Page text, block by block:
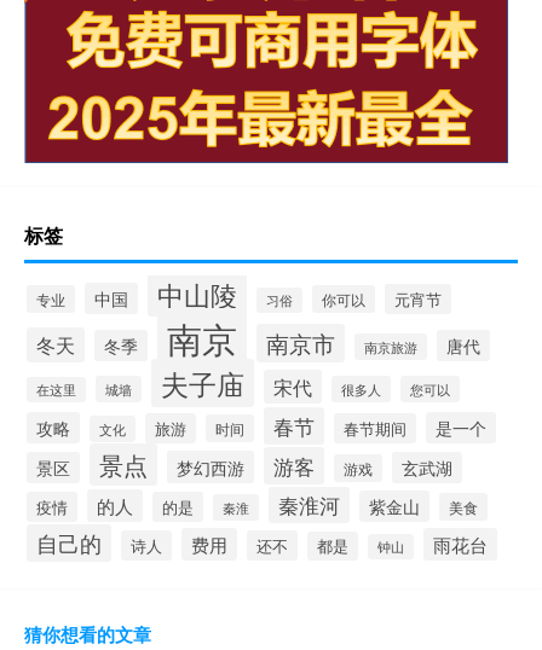
标签
专业 中国 中山陵 习俗 你可以 元宵节
冬天 冬季 南京 南京市 南京旅游 唐代
在这里 城墙 夫子庙 宋代 很多人 您可以
攻略 文化 旅游 时间 春节 春节期间
是一个
景区
景点 梦幻西游 游客 游戏 玄武湖
疫情 的人 的是 秦淮 秦淮河 紫金山 美食
自己的 诗人 费用 还不 都是 钟山 雨花台
猜你想看的文章